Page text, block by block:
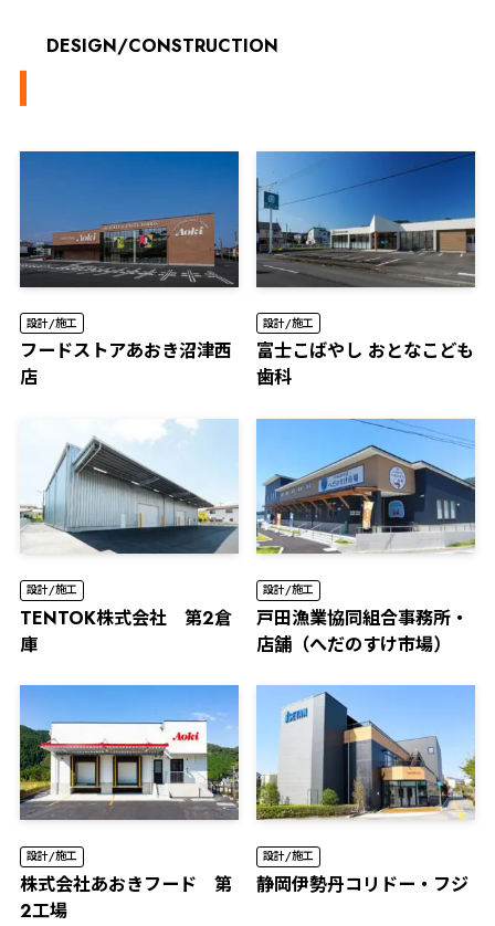
DESIGN/CONSTRUCTION
設計/施工
フードストアあおき沼津西
店
設計/施工
富士こばやし おとなこども
歯科
設計/施工
TENTOK株式会社 第2倉
庫
設計/施工
⼾⽥漁業協同組合事務所・
店舗（へだのすけ市場）
設計/施工
株式会社あおきフード 第
2工場
設計/施工
静岡伊勢丹コリドー・フジ